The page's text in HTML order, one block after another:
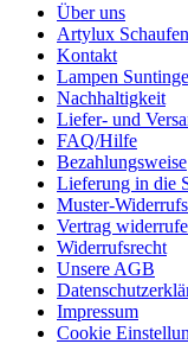
Über uns
Artylux
Kontakt
Lampen
Nachhaltigkeit
Liefer- und
FAQ/Hilfe
Bezahlungsweise
Lieferung in die
Muster-
Vertrag
Widerrufsrecht
Unsere AGB
Impressum
Cookie